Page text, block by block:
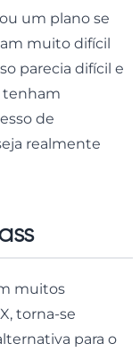
um plano se
muito difícil
parecia difícil e
tenham
de
realmente
muitos
torna-se
para o